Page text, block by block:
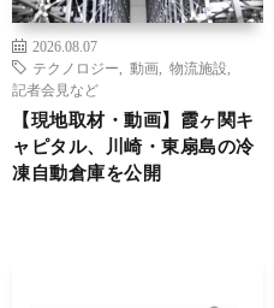
2026.08.07
テクノロジー
動画 物流施設
記者会見など
【現地取材・動画】霞ヶ関キ
ャピタル、川崎・東扇島の冷
凍自動倉庫を公開